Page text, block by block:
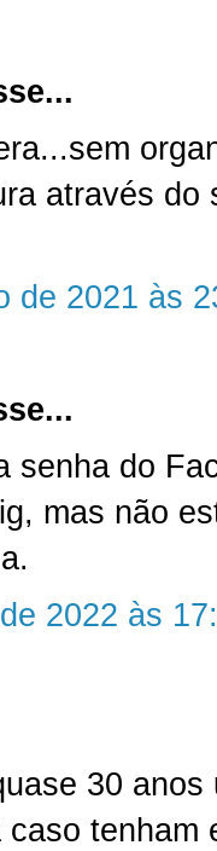
através do
de 2021 às
senha do
mas não
2022 às
30
caso tenham